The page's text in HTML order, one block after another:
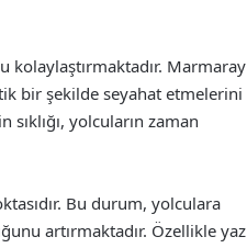
kolaylaştırmaktadır. Marmaray
bir şekilde seyahat etmelerini
yolcuların zaman
Bu durum, yolculara
artırmaktadır. Özellikle yaz